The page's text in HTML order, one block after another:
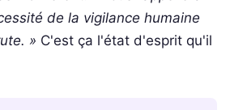
de la vigilance humaine
» C'est ça l'état d'esprit qu'il